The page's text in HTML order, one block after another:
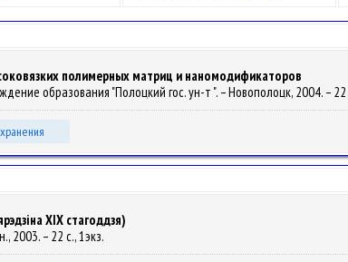
полимерных матриц и наномодификаторов
образования "Полоцкий гос. ун-т ". – Новополоцк, 2004. – 22
XIX стагоддзя)
2003. – 22 с., 1экз.